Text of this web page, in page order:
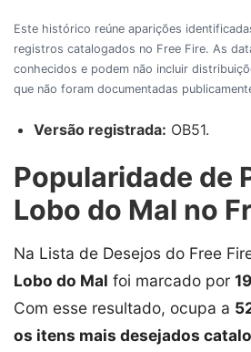
Este histórico reúne aparições
registros catalogados no Free Fire. As
conhecidos e podem não incluir
que não foram documentadas
Versão registrada: OB51.
Popularidade de
Lobo do Mal no
Na Lista de Desejos do Free
Lobo do Mal foi marcado por
Com esse resultado, ocupa a
os itens mais desejados